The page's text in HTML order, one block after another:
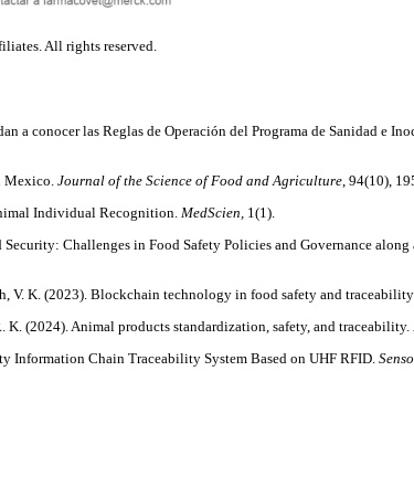
All rights reserved.
a conocer las Reglas de Operación del Programa de Sanidad e
Mexico. Journal of the Science of Food and Agriculture , 94(10),
Individual Recognition. MedScien, 1(1).
Challenges in Food Safety Policies and Governance
V. K. (2023). Blockchain technology in food safety and
K. (2024). Animal products standardization, safety, and traceability.
Information Chain Traceability System Based on UHF RFID.